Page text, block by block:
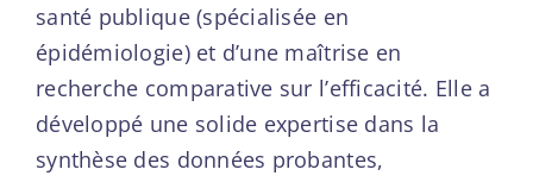
santé publique (spécialisée en
épidémiologie) et d’une maîtrise en
recherche comparative sur l’efficacité. Elle a
développé une solide expertise dans la
synthèse des données probantes,